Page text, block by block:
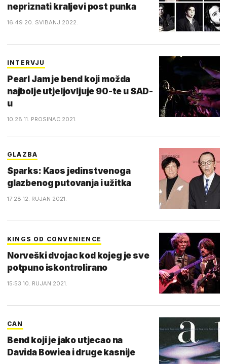
nepriznati kraljevi post punka
16:49 20. SVIBANJ 2022.
INTERVJU
Pearl Jam je bend koji možda
najbolje utjeljovljuje 90-te u SAD-
u
10:28 11. PROSINAC 2021.
GLAZBA
Sparks: Kaos jedinstvenoga
glazbenog putovanja i užitka
17:28 12. RUJAN 2021.
KINGS OD CONVENIENCE
Norveški dvojac kod kojeg je sve
potpuno iskontrolirano
15:53 10. RUJAN 2021.
CAN
Bend koji je jako utjecao na
Davida Bowiea i druge kasnije